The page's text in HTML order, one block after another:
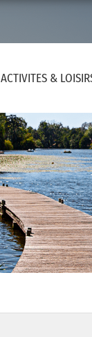
ACTIVITES &